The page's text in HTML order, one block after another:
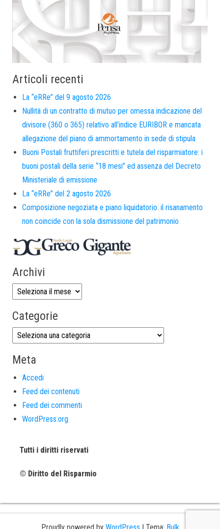
Articoli recenti
La “eRRe” del 9 agosto 2026
Nullità di un contratto di mutuo per omessa indicazione del
divisore (360 o 365) relativo all’indice EURIBOR e mancata
allegazione del piano di ammortamento in sede di stipula
Buoni Postali fruttiferi prescritti e tutela del risparmiatore: i
buoni postali della serie “18 mesi” ed assenza del Decreto
Ministeriale di emissione
La “eRRe” del 2 agosto 2026
Composizione negoziata e piano liquidatorio: il risanamento
non coincide con la sola dismissione del patrimonio
Archivi
Categorie
Meta
Accedi
Feed dei contenuti
Feed dei commenti
WordPress.org
Tutti i diritti riservati
© Diritto del Risparmio